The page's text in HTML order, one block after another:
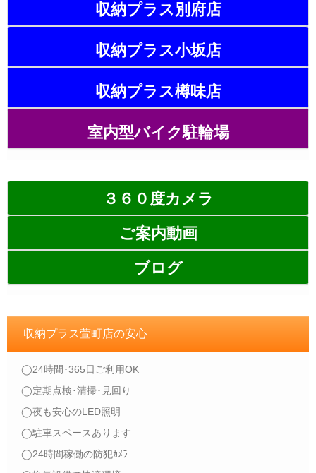
収納プラス別府店
収納プラス小坂店
収納プラス樽味店
室内型バイク駐輪場
３６０度カメラ
ご案内動画
ブログ
収納プラス萱町店の安心
◯24時間･365日ご利用OK
◯定期点検･清掃･見回り
◯夜も安心のLED照明
◯駐車スペースあります
◯24時間稼働の防犯ｶﾒﾗ